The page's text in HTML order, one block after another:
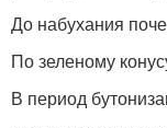
До набухания
По зеленому
В период